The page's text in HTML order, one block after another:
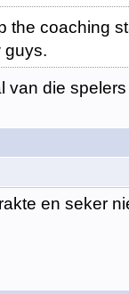
the coaching
guys.
van die
en seker